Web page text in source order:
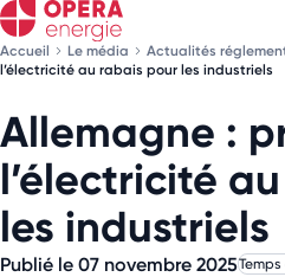
Accueil Le média Actualités
l’électricité au rabais pour les industriels
Allemagne :
l’électricité
les industriels
Publié le 07 novembre 2025
Découvrez nos
Choisissez les newsletters qui